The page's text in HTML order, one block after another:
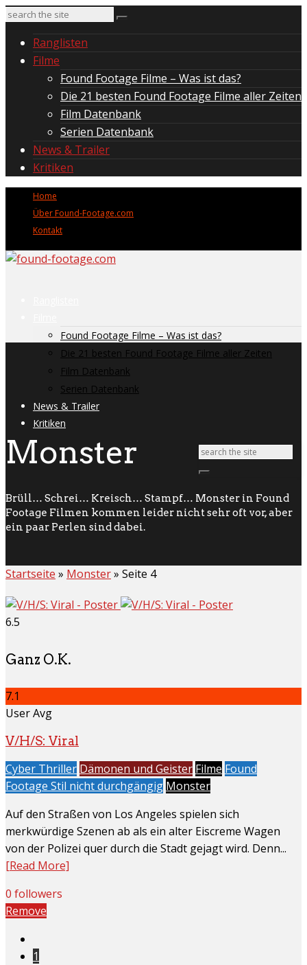
Ranglisten
Filme
Found Footage Filme – Was ist das?
Die 21 besten Found Footage Filme aller Zeiten
Film Datenbank
Serien Datenbank
News & Trailer
Kritiken
Home
Über Found-Footage.com
Kontakt
Found Footage Filme – Was ist das?
Die 21 besten Found Footage Filme aller Zeiten
Film Datenbank
Serien Datenbank
News & Trailer
Kritiken
Monster
Brüll… Schrei… Kreisch… Stampf… Monster in Found
Footage Filmen kommen leider nicht sehr oft vor, aber
ein paar Perlen sind dabei.
Startseite » Monster» Seite 4
6.5
Ganz O.K.
7.1
User Avg
V/H/S: Viral
Cyber Thriller Dämonen und Geister Filme Found
Footage Stil nicht durchgängig Monster
Auf den Straßen von Los Angeles spielen sich
merkwürdige Szenen ab als ein alter Eiscreme Wagen
von der Polizei quer durch die Stadt gejagt wird. Denn...
[Read More]
0 followers
Remove
1